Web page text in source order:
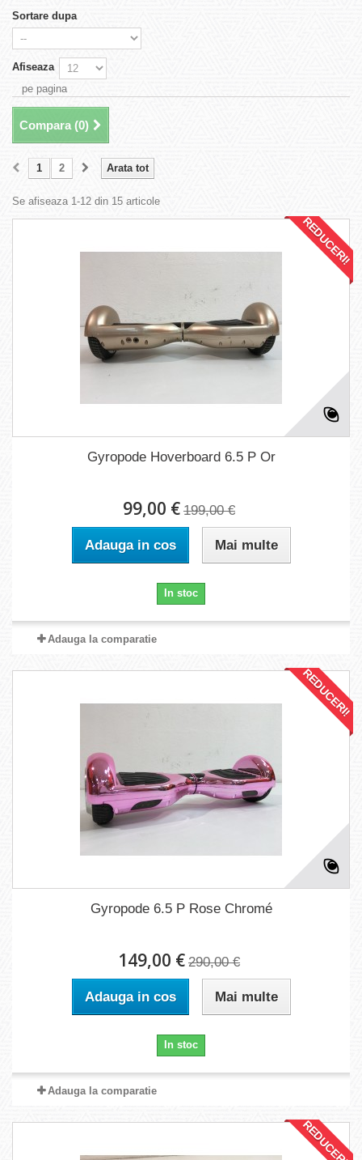
Sortare dupa
Afiseaza
pe pagina
Compara (0)
Arata tot
1 2
Se afiseaza 1-12 din 15 articole
REDUCERI!
Gyropode Hoverboard 6.5 P Or
99,00 € 199,00 €
Adauga in cos Mai multe
In stoc
Adauga la comparatie
REDUCERI!
Gyropode 6.5 P Rose Chromé
149,00 € 290,00 €
Adauga in cos Mai multe
In stoc
Adauga la comparatie
REDUCERI!